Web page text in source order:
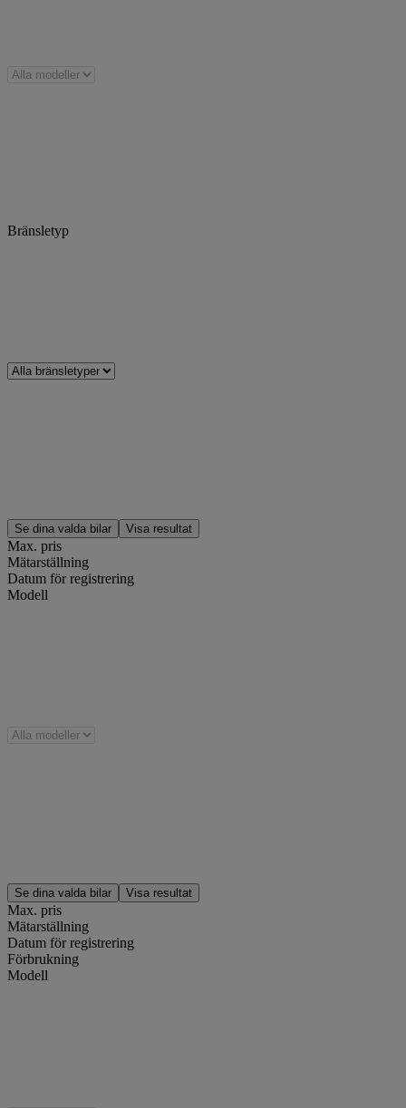
Bränsletyp
Se dina valda bilar Visa resultat
Max. pris
Mätarställning
Datum för registrering
Modell
Se dina valda bilar Visa resultat
Max. pris
Mätarställning
Datum för registrering
Förbrukning
Modell